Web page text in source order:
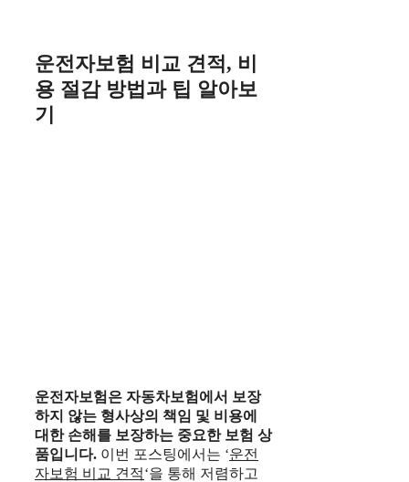
운전자보험 비교 견적, 비
용 절감 방법과 팁 알아보
기
운전자보험 은 자동차보험에서 보장
하지 않는 형사상의 책임 및 비용에
대한 손해를 보장하는 중요한 보험 상
품입니다. 이번 포스팅에서는 ‘운전
자보험 비교 견적‘을 통해 저렴하고